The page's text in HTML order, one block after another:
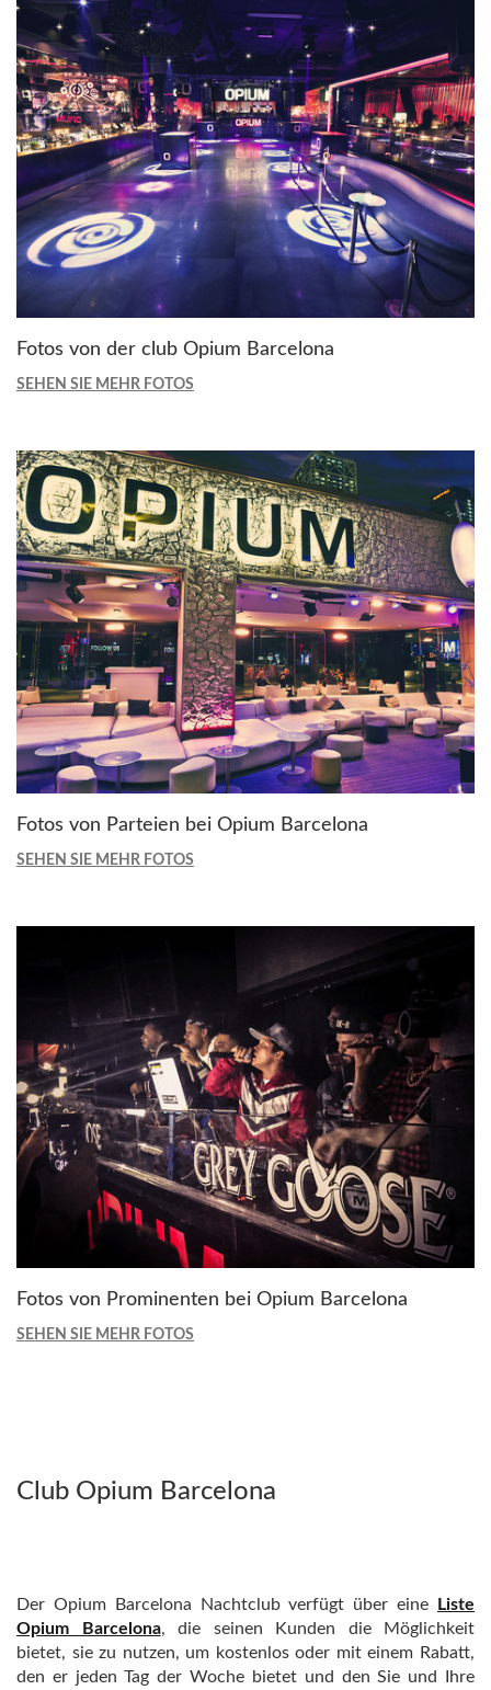
Fotos von der club Opium Barcelona
SEHEN SIE MEHR FOTOS
Fotos von Parteien bei Opium Barcelona
SEHEN SIE MEHR FOTOS
Fotos von Prominenten bei Opium Barcelona
SEHEN SIE MEHR FOTOS
Club Opium Barcelona
Der Opium Barcelona Nachtclub verfügt über eine
Liste
Opium Barcelona, die seinen Kunden die Möglichkeit
bietet, sie zu nutzen, um kostenlos oder mit einem Rabatt,
den er jeden Tag der Woche bietet und den Sie und Ihre